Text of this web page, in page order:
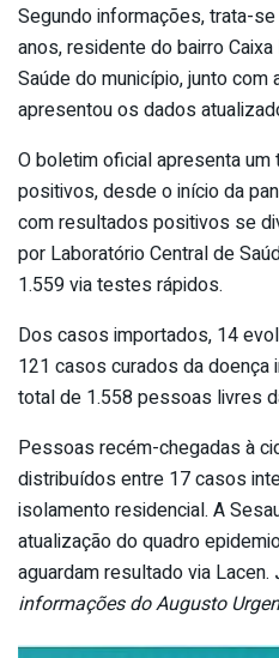
Segundo informações, trata-
anos, residente do bairro Caixa
Saúde do município, junto com
apresentou os dados
O boletim oficial apresenta
positivos, desde o início da
com resultados positivos se
por Laboratório Central de
1.559 via testes rápidos.
Dos casos importados, 14
121 casos curados da
total de 1.558 pessoas livres
Pessoas recém-chegadas à
distribuídos entre 17 casos
isolamento residencial. A
atualização do quadro
aguardam resultado via Lacen.
informações do Augusto